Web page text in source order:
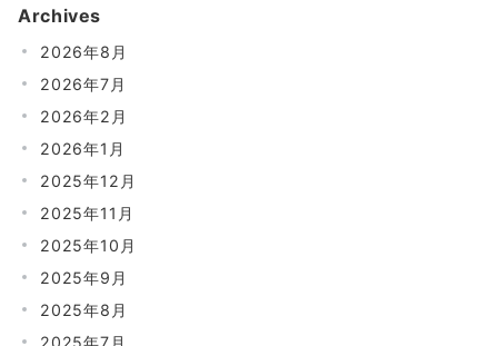
Archives
2026年8月
2026年7月
2026年2月
2026年1月
2025年12月
2025年11月
2025年10月
2025年9月
2025年8月
2025年7月